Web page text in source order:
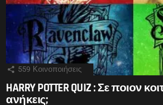
559 Κοινοποιήσεις
HARRY POTTER QUIZ : Σε ποιον
ανήκεις;